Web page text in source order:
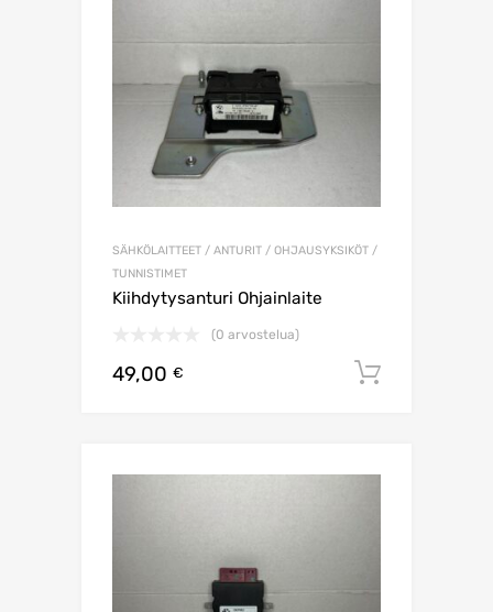
SÄHKÖLAITTEET / ANTURIT / OHJAUSYKSIKÖT /
TUNNISTIMET
Kiihdytysanturi Ohjainlaite
(0 arvostelua)
49,00 €